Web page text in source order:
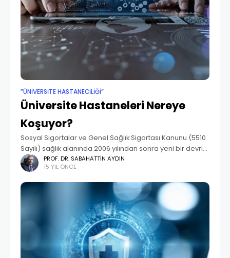
”ÜNIVERSITE HASTANECILIĞI”
Üniversite Hastaneleri Nereye
Koşuyor?
Sosyal Sigortalar ve Genel Sağlık Sigortası Kanunu (5510
Sayılı) sağlık alanında 2006 yılından sonra yeni bir devrin
başlangıcı olmuştur. Bu devri iyi okuyamayan aktörlerin
sağlık sisteminde yeterince güçlü rol oynaması
PROF. DR. SABAHATTIN AYDIN
15 YIL ÖNCE